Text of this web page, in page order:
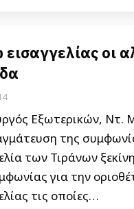
οι
Εξωτερικών, Ντ.
της
των Τιράνων
για την
τις οποίες…